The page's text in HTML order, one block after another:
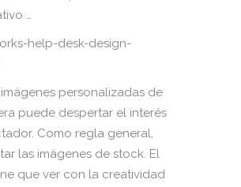
…
personalizadas de
puede despertar el interés
Como regla general,
las imágenes de stock. El
que ver con la creatividad